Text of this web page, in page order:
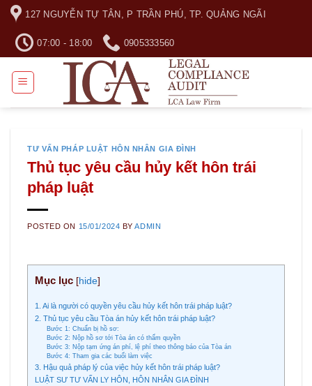
Skip
content
127 NGUYỄN TỰ TÂN, P TRẦN PHÚ, TP. QUẢNG NGÃI
07:00 - 18:00 0905333560
TƯ VẤN PHÁP LUẬT HÔN NHÂN GIA ĐÌNH
Thủ tục yêu cầu hủy kết hôn trái
pháp luật
POSTED ON 15/01/2024 BYADMIN
Mục lục [hide]
1. Ai là người có quyền yêu cầu hủy kết hôn trái pháp luật?
2. Thủ tục yêu cầu Tòa án hủy kết hôn trái pháp luật?
Bước 1: Chuẩn bị hồ sơ:
Bước 2: Nộp hồ sơ tới Tòa án có thẩm quyền
Bước 3: Nộp tạm ứng án phí, lệ phí theo thông báo của Tòa án
Bước 4: Tham gia các buổi làm việc
3. Hậu quả pháp lý của việc hủy kết hôn trái pháp luật?
LUẬT SƯ TƯ VẤN LY HÔN, HÔN NHÂN GIA ĐÌNH